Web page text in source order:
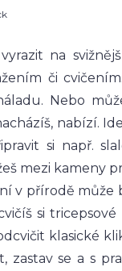
na
či
Nebo
nabízí.
si např.
mezi kameny
v přírodě může
si
klasické
se a s